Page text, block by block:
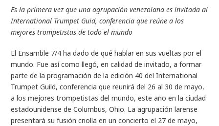
Es la primera vez que una agrupación venezolana es invitada al
International Trumpet Guid, conferencia que reúne a los
mejores trompetistas de todo el mundo
El Ensamble 7/4 ha dado de qué hablar en sus vueltas por el
mundo. Fue así como llegó, en calidad de invitado, a formar
parte de la programación de la edición 40 del International
Trumpet Guild, conferencia que reunirá del 26 al 30 de mayo,
a los mejores trompetistas del mundo, este año en la ciudad
estadounidense de Columbus, Ohio. La agrupación larense
presentará su fusión criolla en un concierto el 27 de mayo,